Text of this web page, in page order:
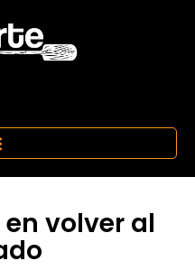
volver al